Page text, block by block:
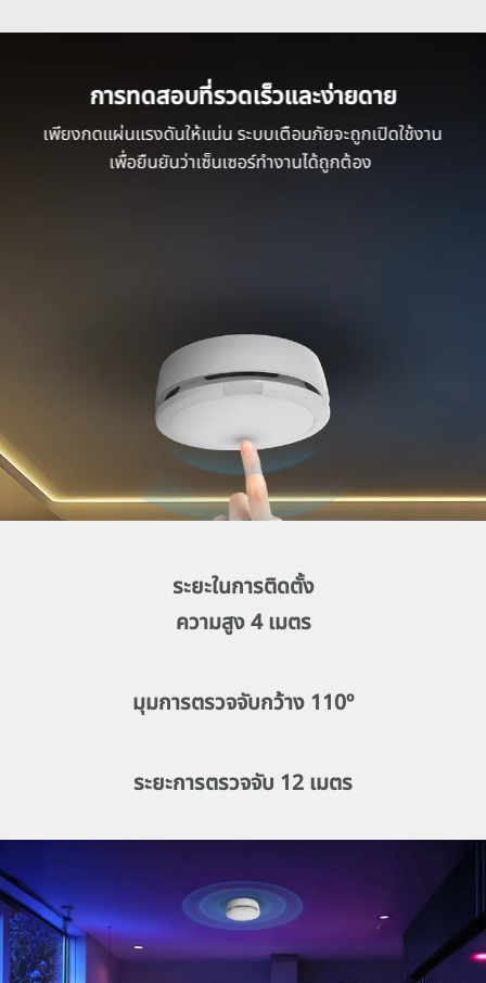
การทดสอบที่รวดเร็วและง่ายดาย
เพียงกดแผ่นแรงดันให้แน่น ระบบเตือนภัยจะถูกเปิดใช้งาน
เพื่อยืนยันว่าเซ็นเซอร์ทำงานได้ถูกต้อง
ระยะในการติดตั้ง
ความสูง4 เมตร
มุมการตรวจจับกว้าง 110º
ระยะการตรวจจับ 12 เมตร